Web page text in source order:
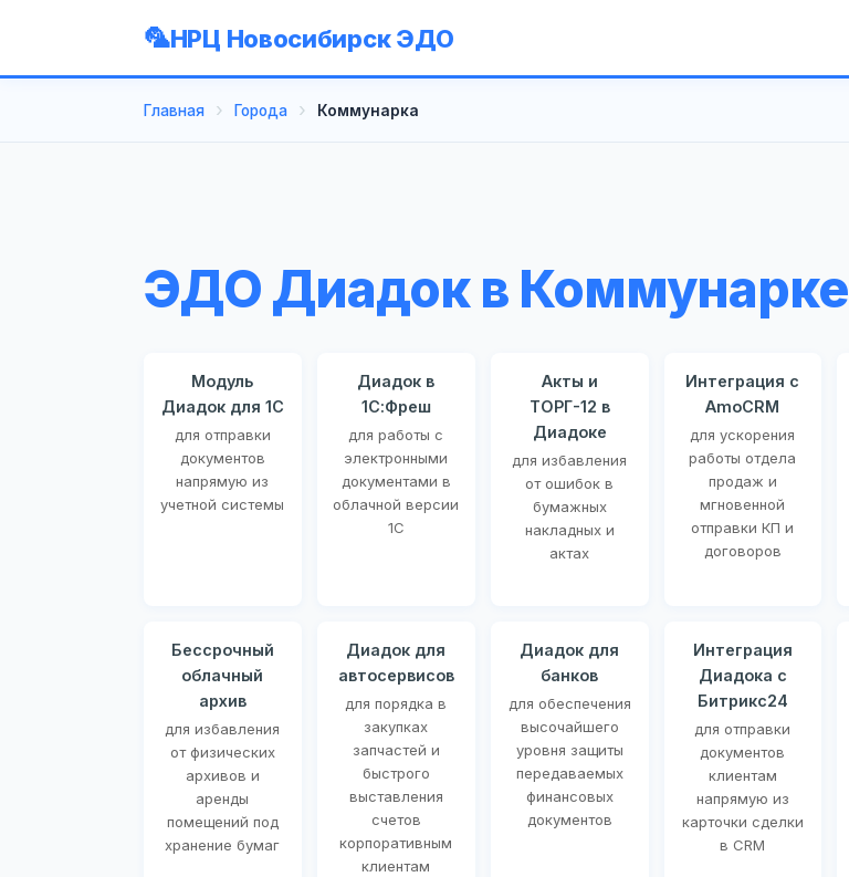
НРЦ Новосибирск ЭДО
Главная Города Коммунарка
ЭДО Диадок в Коммунарке
Модуль
Диадок для 1С
для отправки
документов
напрямую из
учетной системы
Диадок в
1С:Фреш
для работы с
электронными
документами в
облачной версии
1С
Акты и
ТОРГ-12 в
Диадоке
для избавления
от ошибок в
бумажных
накладных и
актах
Интеграция с
AmoCRM
для ускорения
работы отдела
продаж и
мгновенной
отправки КП и
договоров
Бессрочный
облачный
архив
для избавления
от физических
архивов и
аренды
помещений под
хранение бумаг
Диадок для
автосервисов
для порядка в
закупках
запчастей и
быстрого
выставления
счетов
корпоративным
клиентам
Диадок для
банков
для обеспечения
высочайшего
уровня защиты
передаваемых
финансовых
документов
Интеграция
Диадока с
Битрикс24
для отправки
документов
клиентам
напрямую из
карточки сделки
в CRM